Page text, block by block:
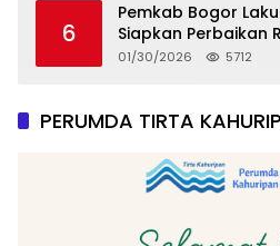
6
Pemkab Bogor
Siapkan Perbaikan
Pergeseran Tanah
01/30/2026 5712
PERUMDA TIRTA